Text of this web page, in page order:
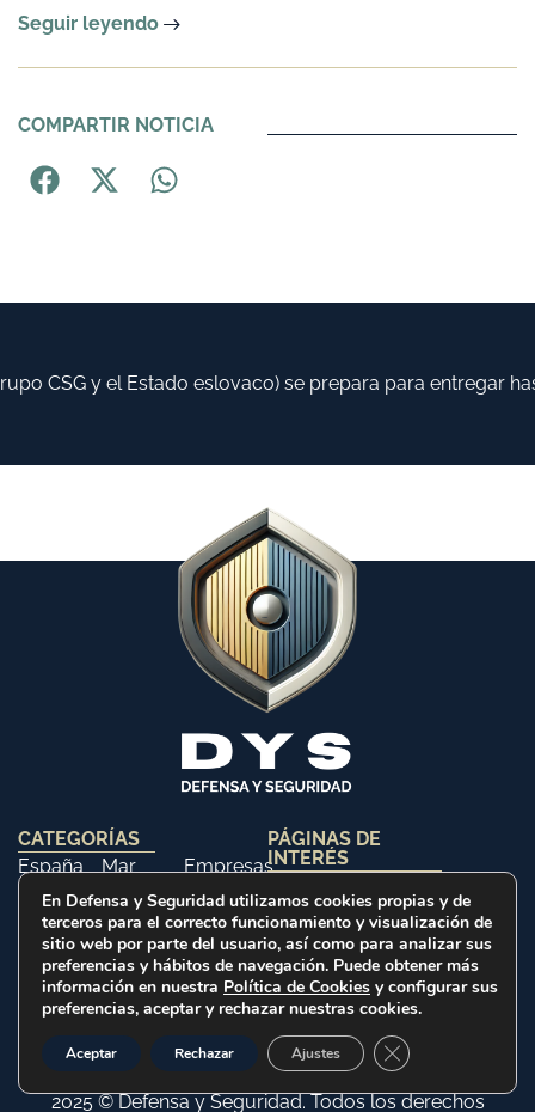
Seguir leyendo
COMPARTIR NOTICIA
y el Estado eslovaco) se prepara para entregar hasta
CATEGORÍAS
España
OTAN
Internacional
Opinión
Mar
Tierra
Aire
Libros
Empresas
y
Tecnología
Ferias y
Eventos
Historia
PÁGINAS DE
INTERÉS
Contacto
Libros
Política de
Privacidad
Política de
Cookies
2025 © Defensa y Seguridad. Todos los derechos
En Defensa y Seguridad utilizamos cookies propias y de
terceros para el correcto funcionamiento y visualización de
sitio web por parte del usuario, así como para analizar sus
preferencias y hábitos de navegación. Puede obtener más
información en nuestra Política de Cookies y configurar sus
preferencias, aceptar y rechazar nuestras cookies.
Aceptar Rechazar Ajustes Cerrar el banner